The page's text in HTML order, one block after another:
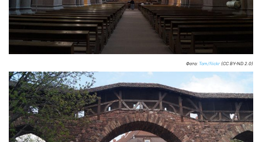
Фото: Tom/flickr (CC BY-ND 2.0)